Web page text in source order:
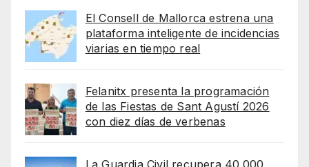
El Consell de Mallorca estrena una
plataforma inteligente de incidencias
viarias en tiempo real
Felanitx presenta la programación
de las Fiestas de Sant Agustí 2026
con diez días de verbenas